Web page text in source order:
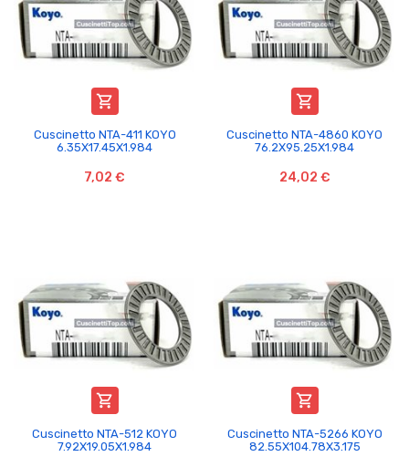

Cuscinetto NTA-411 KOYO
6.35X17.45X1.984
7,02 €

Cuscinetto NTA-4860 KOYO
76.2X95.25X1.984
24,02 €

Cuscinetto NTA-512 KOYO
7.92X19.05X1.984

Cuscinetto NTA-5266 KOYO
82.55X104.78X3.175